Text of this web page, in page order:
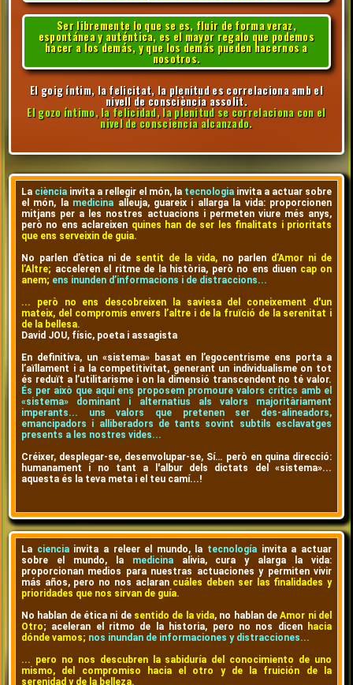
Ser libremente lo que se es, fluir de forma veraz,
espontánea y auténtica, es el mayor regalo que podemos
hacer a los demás, y que los demás pueden hacernos a
nosotros.
El goig íntim, la felicitat, la plenitud es correlaciona amb el
nivell de consciència assolit.
El gozo íntimo, la felicidad, la plenitud se correlaciona con el
nivel de consciencia alcanzado.
La ciència invita a rellegir el món, la tecnologia invita a actuar sobre
el món, la medicina alleuja, guareix i allarga la vida: proporcionen
mitjans per a les nostres actuacions i permeten viure més anys,
però no ens aclareixen quines han de ser les finalitats i prioritats
que ens serveixin de guia.
No parlen d’ètica ni de sentit de la vida,no parlen d’Amor ni de
l’Altre; acceleren el ritme de la història, però no ens diuen cap on
anem; ens inunden d’informacions i de distraccions...
... però no ens descobreixen la saviesa del coneixement d'un
mateix, del compromís envers l’altre i de la fruïció de la serenitat i
de la bellesa.
David JOU, físic, poeta i assagista
En definitiva, un «sistema» basat en l’egocentrisme ens porta a
l’aïllament i a la competitivitat, generant un individualisme on tot
és reduït a l’utilitarisme i on la dimensió transcendent no té valor.
És per això que aquí ens proposem promoure valors crítics amb el
«sistema» dominant i alternatius als valors majoritàriament
imperants... uns valors que pretenen ser des-alineadors,
emancipadors i alliberadors de tants sovint subtils esclavatges
presents a les nostres vides...
Créixer, desplegar-se, desenvolupar-se, Sí… però en quina direcció:
humanament i no tant a l'albur dels dictats del «sistema»...
aquesta és la teva meta i el teu camí...!
La cienciainvita a releer el mundo, la tecnología invita a actuar
sobre el mundo, la medicinaalivia, cura y alarga la vida:
proporcionan medios para nuestras actuaciones y permiten vivir
más años, pero no nos aclaran cuáles deben ser las finalidades y
prioridades que nos sirvan de guía.
No hablan de ética ni de sentido de la vida, no hablan de Amor ni del
Otro; aceleran el ritmo de la historia, pero no nos dicenhacia
dónde vamos; nos inundan de informaciones y distracciones...
... pero no nos descubren la sabiduría del conocimiento de uno
mismo, del compromiso hacia el otro y de la fruición de la
serenidad y de la belleza.